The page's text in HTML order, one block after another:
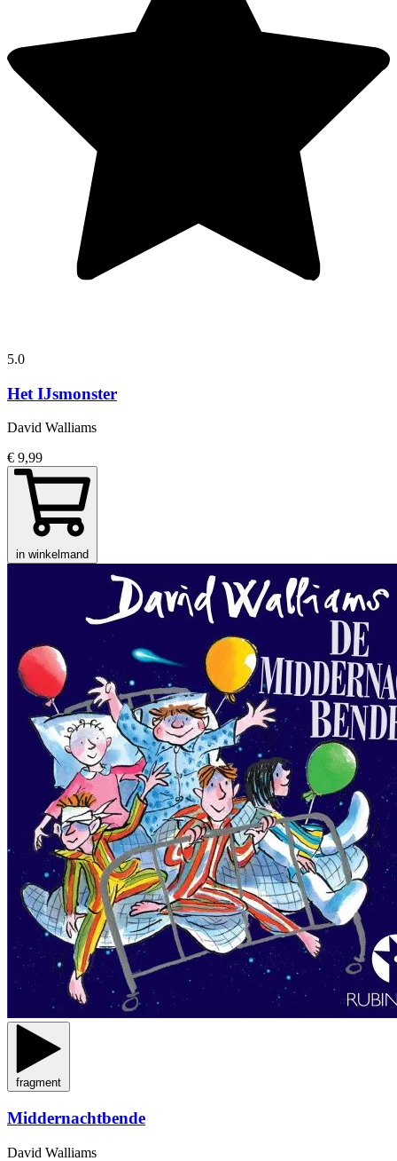
5.0
Het IJsmonster
David Walliams
€ 9,99
in winkelmand
fragment
Middernachtbende
David Walliams